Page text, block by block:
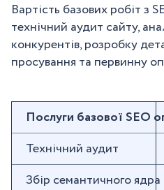
Вартість базових робіт з
технічний аудит сайту,
конкурентів, розробку
просування та первинну
Послуги базової SEO
Технічний аудит
Збір семантичного ядра